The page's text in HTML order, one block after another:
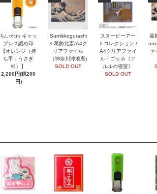
ちいかわ キャッ
プレス認め印
【オレンジ（持
ち手：うさぎ
柄）】
2,200円(税200
円)
Sumikkogurashi
× 葛飾北斎/A4ク
リアファイル
（神奈川沖浪裏)
SOLD OUT
スヌーピーアー
トコレクション /
A4クリアファイ
ル・ゴッホ《ア
ルルの寝室》
SOLD OUT
葛
ァ